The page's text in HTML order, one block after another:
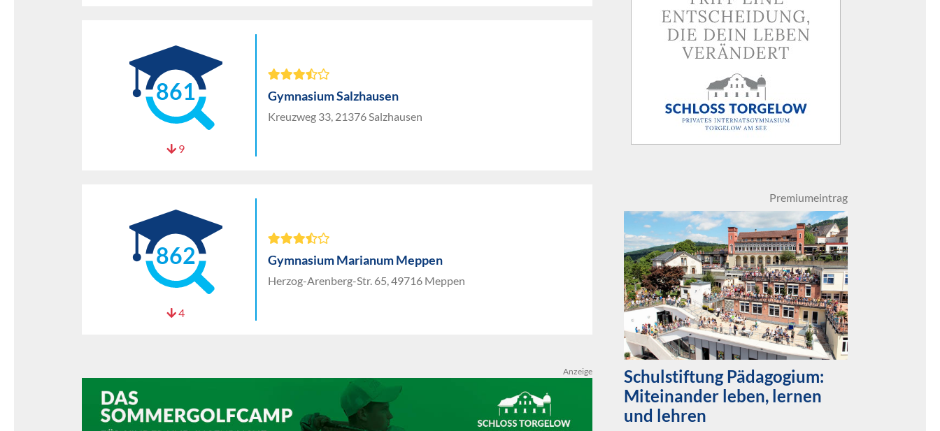
861
9
Gymnasium Salzhausen
Kreuzweg 33, 21376 Salzhausen
862
4
Gymnasium Marianum Meppen
Herzog-Arenberg-Str. 65, 49716 Meppen
Anzeige
Premiumeintrag
Schulstiftung Pädagogium:
Miteinander leben, lernen
und lehren